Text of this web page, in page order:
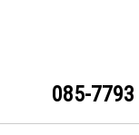
085-7793